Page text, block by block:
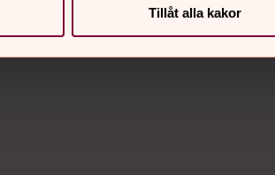
Tillåt alla kakor